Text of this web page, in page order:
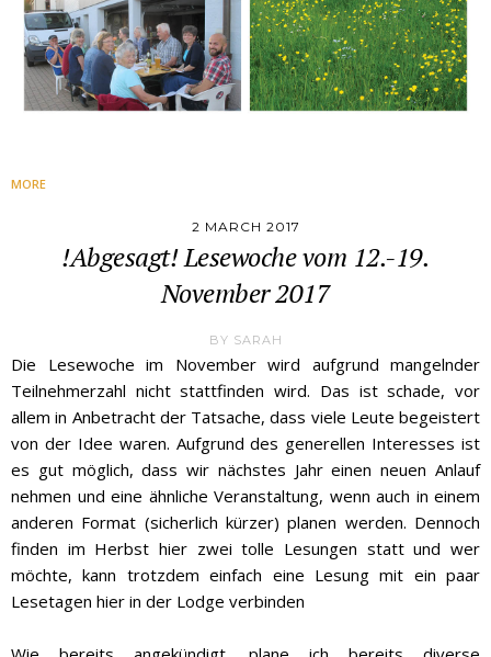
MORE
2 MARCH 2017
!Abgesagt! Lesewoche vom 12.-19.
November 2017
BY SARAH
Die Lesewoche im November wird aufgrund mangelnder
Teilnehmerzahl nicht stattfinden wird. Das ist schade, vor
allem in Anbetracht der Tatsache, dass viele Leute begeistert
von der Idee waren. Aufgrund des generellen Interesses ist
es gut möglich, dass wir nächstes Jahr einen neuen Anlauf
nehmen und eine ähnliche Veranstaltung, wenn auch in einem
anderen Format (sicherlich kürzer) planen werden. Dennoch
finden im Herbst hier zwei tolle Lesungen statt und wer
möchte, kann trotzdem einfach eine Lesung mit ein paar
Lesetagen hier in der Lodge verbinden